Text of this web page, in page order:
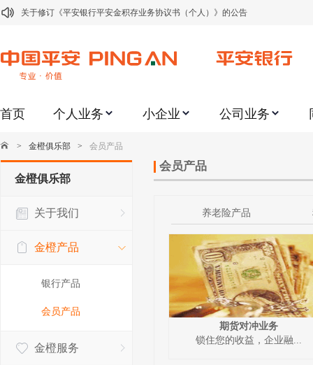
关于修订《平安银行平安金积存业务协议书（个人）》的公告
关于2021年劳动节期间代理贵金属业务风险提示的通知
关于加强代理贵金属业务风险防范的提示
关于进一步加强代理贵金属业务风险防范的提示
关于平安银行电子版信用卡更名为平安银行数字信用卡的公告
关于调整存量首套住房贷款利率的公告
首页 个人业务 小企业 公司业务
> 金橙俱乐部 > 会员产品
金橙俱乐部
关于我们
金橙产品
银行产品
会员产品
金橙服务
会员产品
养老险产品
期货对冲业务
锁住您的收益，企业融...